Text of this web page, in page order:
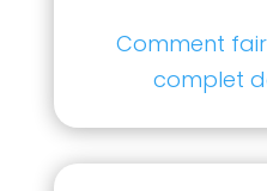
Comment
complet